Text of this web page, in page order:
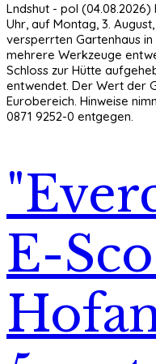
Lndshut - pol (04.08.2026)
Uhr, auf Montag, 3.
versperrten Gartenhaus
mehrere Werkzeuge
Schloss zur Hütte
entwendet. Der Wert der
Eurobereich. Hinweise
0871 9252-0 entgegen.
E-